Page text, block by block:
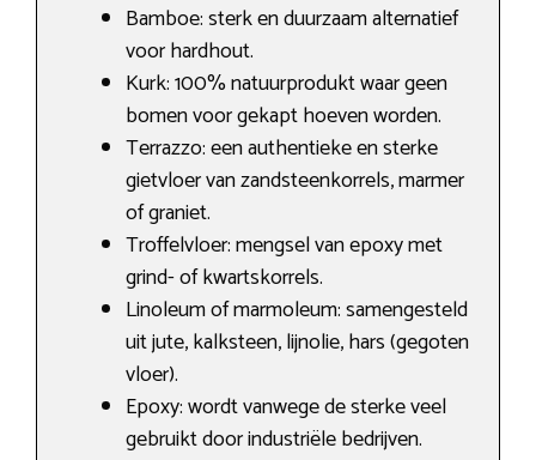
Bamboe: sterk en duurzaam alternatief
voor hardhout.
Kurk: 100% natuurprodukt waar geen
bomen voor gekapt hoeven worden.
Terrazzo: een authentieke en sterke
gietvloer van zandsteenkorrels, marmer
of graniet.
Troffelvloer: mengsel van epoxy met
grind- of kwartskorrels.
Linoleum of marmoleum: samengesteld
uit jute, kalksteen, lijnolie, hars (gegoten
vloer).
Epoxy: wordt vanwege de sterke veel
gebruikt door industriële bedrijven.